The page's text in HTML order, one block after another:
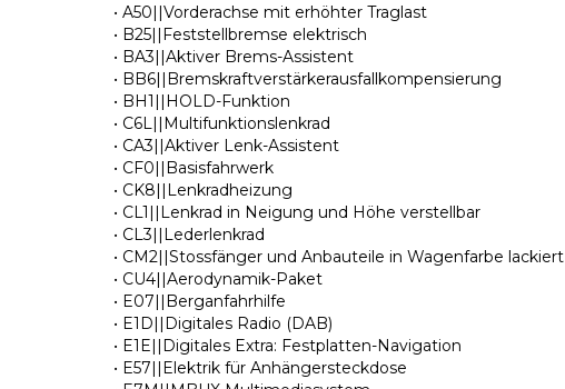
• A50||Vorderachse mit erhöhter Traglast
• B25||Feststellbremse elektrisch
• BA3||Aktiver Brems-Assistent
• BB6||Bremskraftverstärkerausfallkompensierung
• BH1||HOLD-Funktion
• C6L||Multifunktionslenkrad
• CA3||Aktiver Lenk-Assistent
• CF0||Basisfahrwerk
• CK8||Lenkradheizung
• CL1||Lenkrad in Neigung und Höhe verstellbar
• CL3||Lederlenkrad
• CM2||Stossfänger und Anbauteile in Wagenfarbe lackiert
• CU4||Aerodynamik-Paket
• E07||Berganfahrhilfe
• E1D||Digitales Radio (DAB)
• E1E||Digitales Extra: Festplatten-Navigation
• E57||Elektrik für Anhängersteckdose